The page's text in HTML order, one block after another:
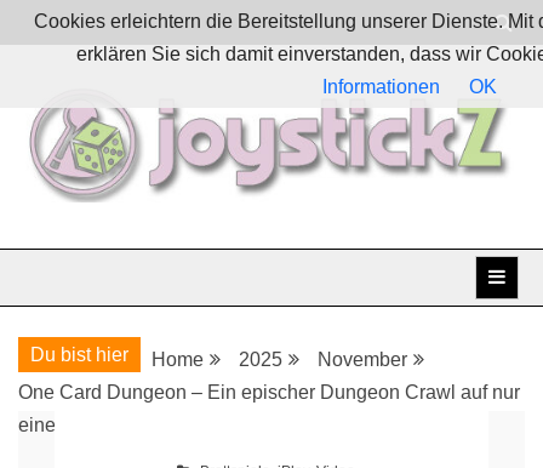
Skip
to
JoystickZ
Du bist hier Home 2025
November
One Card Dungeon – Ein epischer Dungeon Crawl auf nur
einer Karte!
Cookies erleichtern die Bereitstellung unserer Dienste. Mit
erklären Sie sich damit einverstanden, dass wir
Informationen
OK